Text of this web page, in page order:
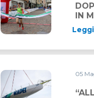
IN
“ALLAGRANDE MAPEI”
05